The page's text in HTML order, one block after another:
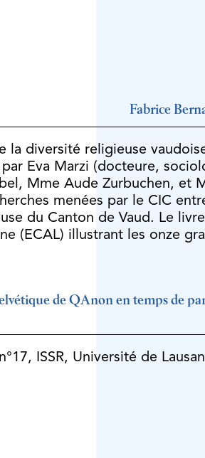
Fabrice
la diversité religieuse
Eva Marzi (docteure,
Mme Aude Zurbuchen, et
menées par le CIC
du Canton de Vaud. Le
(ECAL) illustrant les onze
de QAnon en temps de
ISSR, Université de